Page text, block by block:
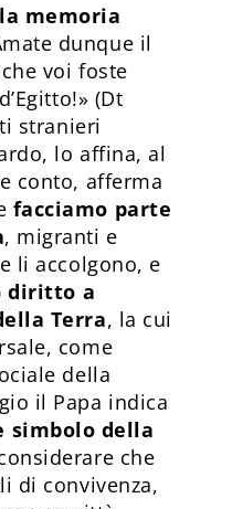
memoria
dunque il
voi foste
(Dt
stranieri
lo affina, al
conto, afferma
facciamo parte
, migranti e
li accolgono, e
diritto a
Terra, la cui
come
della
il Papa indica
simbolo della
che
di convivenza,